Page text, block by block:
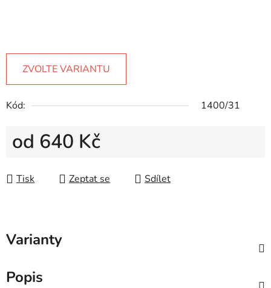
ZVOLTE VARIANTU
Kód: 1400/31
od 640 Kč
Tisk
Zeptat se Sdílet
Varianty
Popis